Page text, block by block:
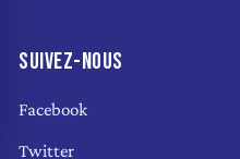
SUIVEZ-NOUS
Facebook
Twitter